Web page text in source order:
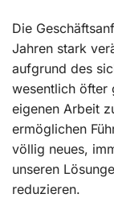
Die
Jahren stark
aufgrund des
wesentlich öfter
eigenen Arbeit
ermöglichen
völlig neues,
unseren
reduzieren.